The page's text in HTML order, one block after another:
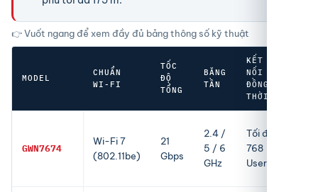
👉 Vuốt ngang để xem đầy đủ bảng thông số kỹ thuật
MODEL
CHUẨN
WI-FI
TỐC
ĐỘ
TỔNG
BĂNG
TẦN
KẾT
NỐI
ĐỒNG
THỜI
GWN7674
Wi-Fi 7
(802.11be)
21
Gbps
2.4 /
5 / 6
GHz
Tối đa
768
User